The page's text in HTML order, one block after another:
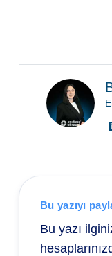
Bu yazıyı
Bu yazı